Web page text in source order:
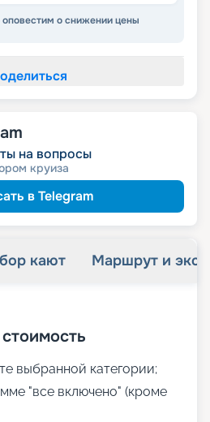
о снижении цены
на вопросы
круиза
в Telegram
кают Маршрут и
выбранной категории;
"все включено" (кроме